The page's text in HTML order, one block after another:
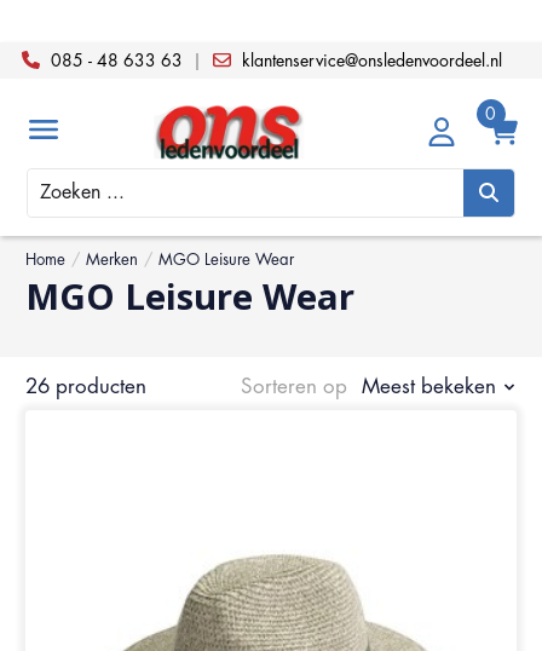
085 - 48 633 63 klantenservice@onsledenvoordeel.nl
Zoeken
Home / Merken / MGO Leisure Wear
MGO Leisure Wear
26 producten Sorteren op Meest bekeken